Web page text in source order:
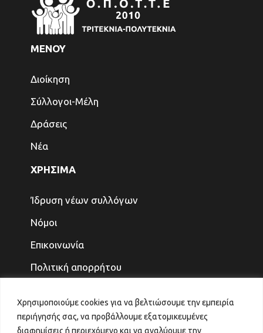
Χρησιμοποιούμε cookies για να βελτιώσουμε την εμπειρία
περιήγησής σας, να προβάλλουμε εξατομικευμένες
διαφημίσεις ή περιεχόμενο και να αναλύουμε την
ΜΕΝΟΥ
Διοίκηση
Σύλλογοι-Μέλη
Δράσεις
Νέα
ΧΡΗΣΙΜΑ
Ίδρυση νέων συλλόγων
Νόμοι
Επικοινωνία
Πολιτική απορρήτου
ΓΙΑ ΤΑ ΠΑΙΔΙΑ ΚΑΙ ΤΗΝ ΟΙΚΟΓΕΝΕΙΑ, ΤΟ